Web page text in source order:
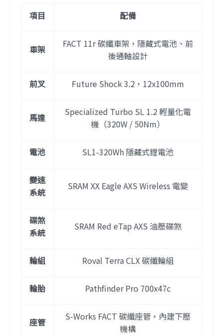
項目 配備
車架
FACT 11r 碳纖車架，隱藏式電池、前
後通軸設計
前叉 Future Shock 3.2，12x100mm
馬達
Specialized Turbo SL 1.2 輕量化電
機（320W / 50Nm）
電池 SL1-320Wh 隱藏式鋰電池
變速
系統
SRAM XX Eagle AXS Wireless 電變
碟煞
系統
SRAM Red eTap AXS 油壓碟煞
輪組 Roval Terra CLX 碳纖輪組
輪胎 Pathfinder Pro 700x47c
座管
S-Works FACT 碳纖座管，內建下壓
機構